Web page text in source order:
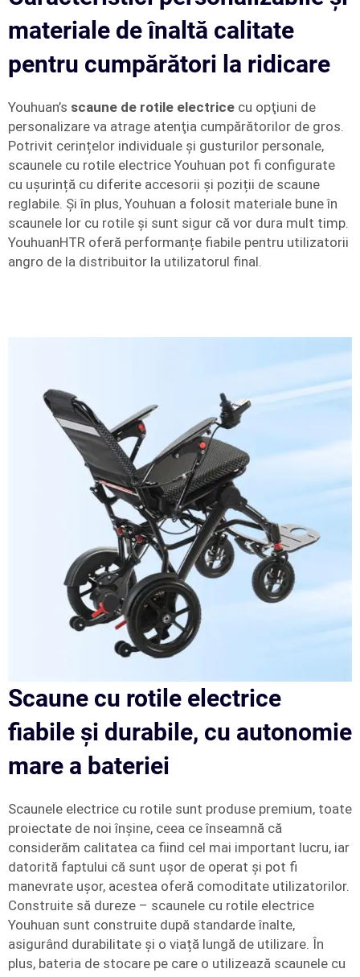
materiale de înaltă calitate
pentru cumpărători la ridicare
Youhuan’s scaune de rotile electrice cu opţiuni de
personalizare va atrage atenţia cumpărătorilor de gros.
Potrivit cerințelor individuale și gusturilor personale,
scaunele cu rotile electrice Youhuan pot fi configurate
cu ușurință cu diferite accesorii și poziții de scaune
reglabile. Şi în plus, Youhuan a folosit materiale bune în
scaunele lor cu rotile şi sunt sigur că vor dura mult timp.
YouhuanHTR oferă performanțe fiabile pentru utilizatorii
angro de la distribuitor la utilizatorul final.
Scaune cu rotile electrice
fiabile și durabile, cu autonomie
mare a bateriei
Scaunele electrice cu rotile sunt produse premium, toate
proiectate de noi înșine, ceea ce înseamnă că
considerăm calitatea ca fiind cel mai important lucru, iar
datorită faptului că sunt ușor de operat și pot fi
manevrate ușor, acestea oferă comoditate utilizatorilor.
Construite să dureze – scaunele cu rotile electrice
Youhuan sunt construite după standarde înalte,
asigurând durabilitate și o viață lungă de utilizare. În
plus, bateria de stocare pe care o utilizează scaunele cu